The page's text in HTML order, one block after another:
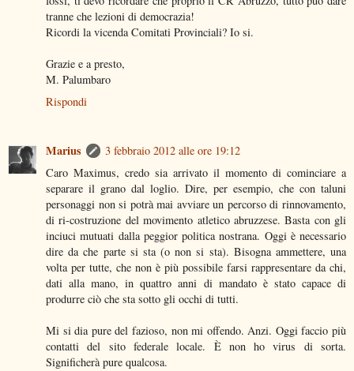
tranne che lezioni di democrazia!
Ricordi la vicenda Comitati Provinciali? Io si.
Grazie e a presto,
M. Palumbaro
Rispondi
Marius
3 febbraio 2012 alle ore 19:12
Caro Maximus, credo sia arrivato il momento di cominciare a
separare il grano dal loglio. Dire, per esempio, che con taluni
personaggi non si potrà mai avviare un percorso di rinnovamento,
di ri-costruzione del movimento atletico abruzzese. Basta con gli
inciuci mutuati dalla peggior politica nostrana. Oggi è necessario
dire da che parte si sta (o non si sta). Bisogna ammettere, una
volta per tutte, che non è più possibile farsi rappresentare da chi,
dati alla mano, in quattro anni di mandato è stato capace di
produrre ciò che sta sotto gli occhi di tutti.
Mi si dia pure del fazioso, non mi offendo. Anzi. Oggi faccio più
contatti del sito federale locale. È non ho virus di sorta.
Significherà pure qualcosa.